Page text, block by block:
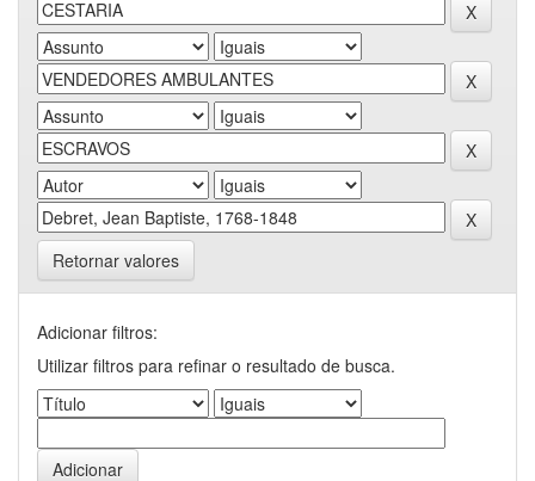
Retornar valores
Adicionar filtros:
Utilizar filtros para refinar o resultado de busca.